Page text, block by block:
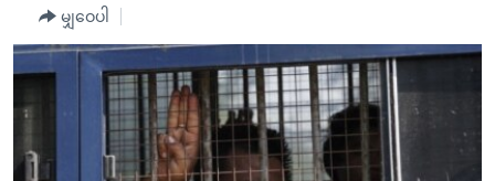
ကျော်
ပင်မ
အစ္စရေး-ပါလက်စတိုင်း
အင်္ဂလိပ်စာလေ့လာမယ်
အမေရိကန်သုံးအီဒီယံ
မကြေးမုံရဲ့ အင်္ဂလိပ်စာ
ရုပ်ရှင်ထဲက အင်္ဂလိပ်စာ
အပတ်စဉ်ကဏ္ဍများ
တီဗွီ
ရေဒီယိုနှင့်ရုပ်သံ အချက်အလက်များ
ရေဒီယို/တီဗွီအစီအစဉ်
မျှဝေပါ